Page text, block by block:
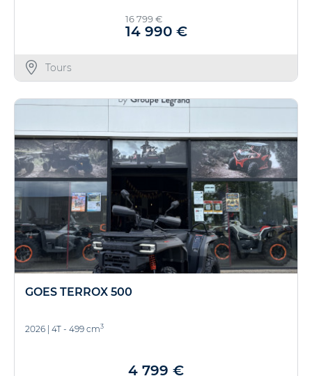
16 799 €
14 990 €
Tours
GOES TERROX 500
2026 4T - 499 cm3
4 799 €